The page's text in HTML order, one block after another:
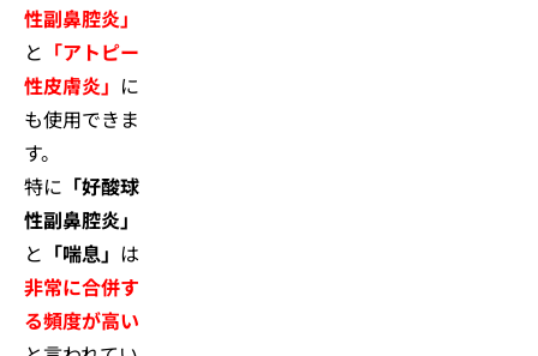
性副鼻腔炎」
と 「アトピー
性皮膚炎」 に
も使用できま
す。
特に 「好酸球
性副鼻腔炎」
と 「喘息」 は
非常に合併す
る頻度が高い